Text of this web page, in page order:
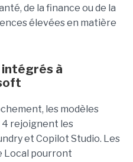
de la finance ou de la
élevées en matière
à
les modèles
4 rejoignent les
et Copilot Studio. Les
Local pourront